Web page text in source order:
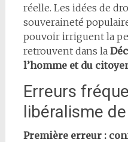
réelle. Les idées de
souveraineté
pouvoir irriguent la
retrouvent dans la
l’homme et du
Erreurs
libéralisme
Première erreur :